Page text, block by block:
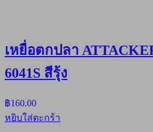
เหยื่อตกปลา
6041S สีรุ้ง
฿160.00
หยิบใส่ตะกร้า